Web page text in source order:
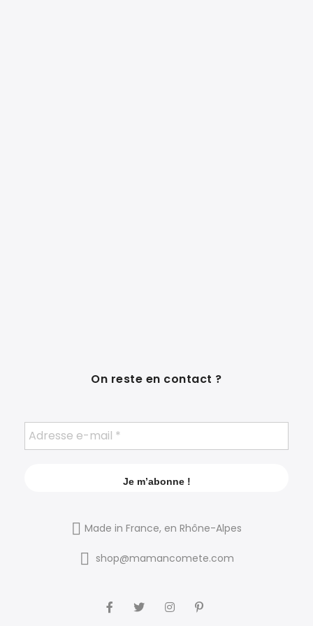
On reste en contact ?
Made in France, en Rhône-Alpes
shop@mamancomete.com